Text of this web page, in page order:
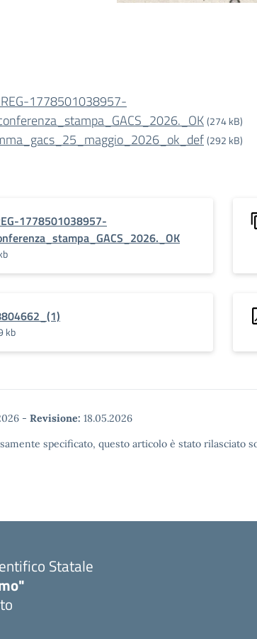
1778501038957-
(274 kB)
(292 kB)
1778501038957-
kb
- Revisione: 18.05.2026
specificato, questo articolo è stato rilasciato
Statale